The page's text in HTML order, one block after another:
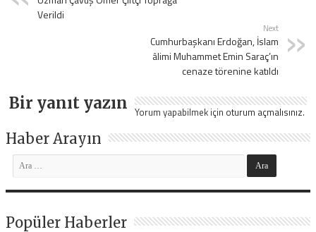
Verildi
Next
Cumhurbaşkanı Erdoğan, İslam
âlimi Muhammet Emin Saraç’ın
cenaze törenine katıldı
Bir yanıt yazın Yorum yapabilmek için oturum açmalısınız.
Haber Arayın
Popüler Haberler